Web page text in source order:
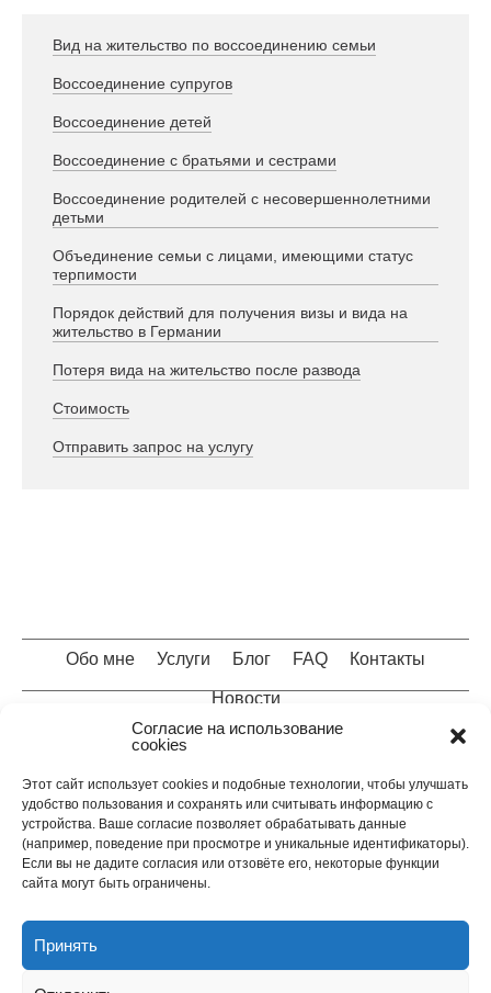
Согласие на использование
cookies
Этот сайт использует cookies и подобные технологии, чтобы улучшать
удобство пользования и сохранять или считывать информацию с
устройства. Ваше согласие позволяет обрабатывать данные
(например, поведение при просмотре и уникальные идентификаторы).
Если вы не дадите согласия или отзовёте его, некоторые функции
сайта могут быть ограничены.
Принять
Вид на жительство по воссоединению семьи
Воссоединение супругов
Воссоединение детей
Воссоединение с братьями и сестрами
Воссоединение родителей с несовершеннолетними
детьми
Объединение семьи с лицами, имеющими статус
терпимости
Порядок действий для получения визы и вида на
жительство в Германии
Потеря вида на жительство после развода
Стоимость
Отправить запрос на услугу
Обо мне Услуги Блог FAQ Контакты
Новости
Карта сайта Cookie-политика (EU)
0221 37 96 90 68
0211 77 92 26 40